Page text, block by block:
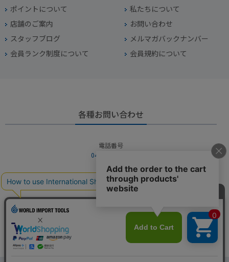
ポイントについて
私たちについて
店舗のご案内
お問い合わせ
スタッフブログ
メルマガバックナンバー
会員ランク制度について
会員規約について
各種お問い合わせ
電話番号
045-949-2451
営業時間
10：00～19：00
お問い合わせフォームからお問い合わせ